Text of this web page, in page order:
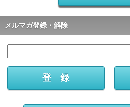
メルマガ登録・解除